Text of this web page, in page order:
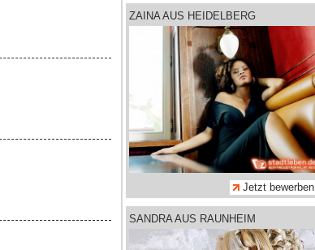
ZAINA AUS HEIDELBERG
Jetzt bewerben
SANDRA AUS RAUNHEIM